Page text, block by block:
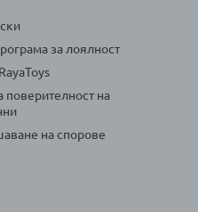
за лоялност
поверителност на
на спорове